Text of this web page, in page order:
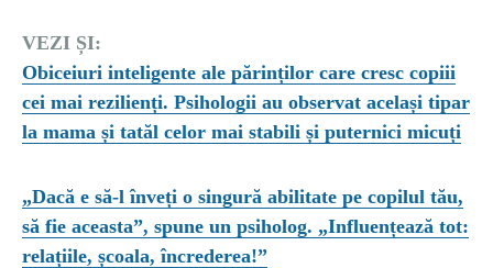
VEZI ȘI:
Obiceiuri inteligente ale părinților care cresc copiii
cei mai rezilienți. Psihologii au observat același tipar
la mama și tatăl celor mai stabili și puternici micuți
„Dacă e să-l înveți o singură abilitate pe copilul tău,
să fie aceasta”, spune un psiholog. „Influențează tot:
relațiile, școala, încrederea!”